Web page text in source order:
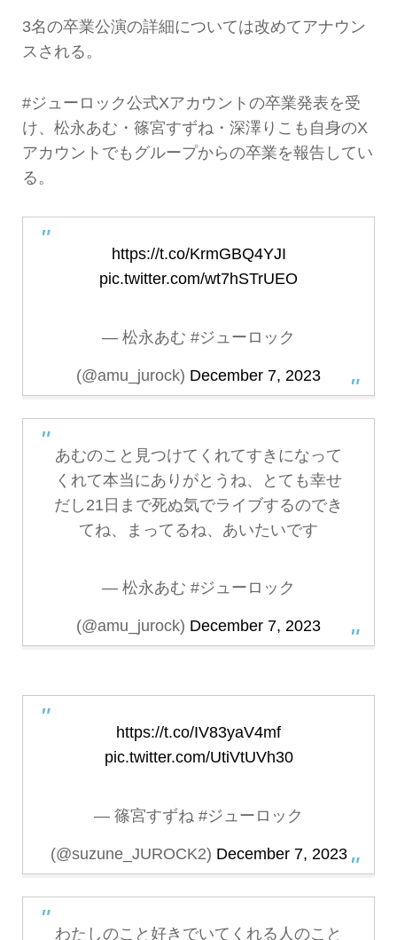
3名の卒業公演の詳細については改めてアナウン
スされる。
#ジューロック公式Xアカウントの卒業発表を受
け、松永あむ・篠宮すずね・深澤りこも自身のX
アカウントでもグループからの卒業を報告してい
る。
https://t.co/KrmGBQ4YJI
pic.twitter.com/wt7hSTrUEO
— 松永あむ #ジューロック
(@amu_jurock) December 7, 2023
あむのこと見つけてくれてすきになって
くれて本当にありがとうね、とても幸せ
だし21日まで死ぬ気でライブするのでき
てね、まってるね、あいたいです
— 松永あむ #ジューロック
(@amu_jurock) December 7, 2023
https://t.co/IV83yaV4mf
pic.twitter.com/UtiVtUVh30
— 篠宮すずね #ジューロック
(@suzune_JUROCK2) December 7, 2023
わたしのこと好きでいてくれる人のこと